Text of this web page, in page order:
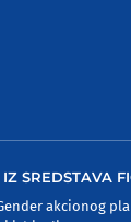
SREDSTAVA
akcionog